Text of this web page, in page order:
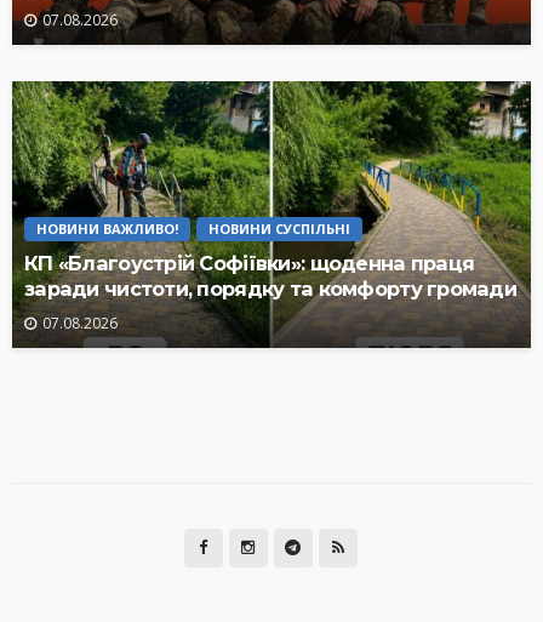
07.08.2026
НОВИНИ ВАЖЛИВО! НОВИНИ СУСПІЛЬНІ
КП «Благоустрій Софіївки»: щоденна праця
заради чистоти, порядку та комфорту громади
07.08.2026